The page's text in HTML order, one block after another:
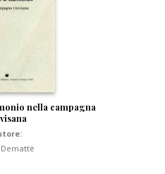
nella campagna
Demattè